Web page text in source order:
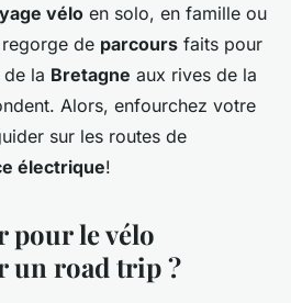
vélo en solo, en famille ou
regorge de parcours faits pour
la Bretagne aux rives de la
Alors, enfourchez votre
sur les routes de
électrique!
pour le vélo
un road trip ?